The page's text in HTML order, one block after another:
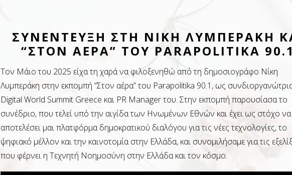
ΣΥΝΕΝΤΕΥΞΗ ΣΤΗ ΝΙΚΗ ΛΥΜΠΕΡΑΚΗ
“ΣΤΟΝ ΑΕΡΑ” ΤΟΥ PARAPOLITIKA 90.1
Τον Μάιο του 2025 είχα τη χαρά να φιλοξενηθώ από τη δημοσιογράφο Νίκη
Λυμπεράκη στην εκπομπή “Στον αέρα” του Parapolitika 90.1, ως
Digital World Summit Greece και PR Manager του. Στην εκπομπή παρουσίασα το
συνέδριο, που τελεί υπό την αιγίδα των Ηνωμένων Εθνών και έχει ως στόχο να
αποτελέσει μαι πλατφόρμα δημοκρατικού διαλόγου για τις νέες τεχνολογίες, το
ψηφιακό μέλλον και την καινοτομία στην Ελλάδα, και συνομιλήσαμε για τις
που φέρνει η Τεχνητή Νοημοσύνη στην Ελλάδα και τον κόσμο.